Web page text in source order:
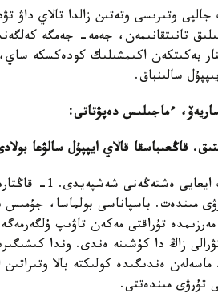
وتىرىسى وتەتىن زالدا تالاي داۋ
تانىتقانىمەن، جەمە- جەمگە
سالىنباق.
ءماجىلىس دەپۋتاتى:
قاڭعىباسقا قالاي ايپپۇل سالۋعا
كوساريەۆتىڭ
مىندەت. باسپاناسى بولماسا،
مەرزىمدە تۇراقتى مەكەن تاۋىپ
زاڭ دا كۇشىنە ەندى. وندا
ەندىگىدە كولىكتە بالا
تۇرۋى مىندەتتى.